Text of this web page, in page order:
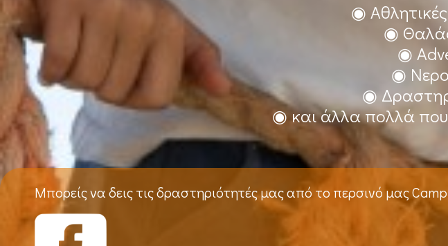
◉
◉
◉
◉
◉
◉ και άλλα πολλά
Μπορείς να δεις τις δραστηριότητές μας από το περσινό μας